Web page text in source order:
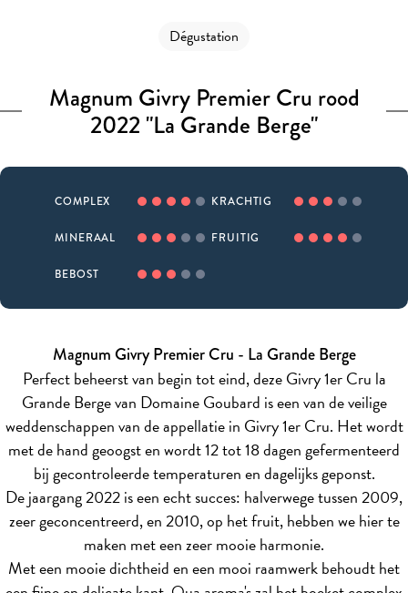
Dégustation
Magnum Givry Premier Cru rood
2022 "La Grande Berge"
COMPLEX KRACHTIG
MINERAAL FRUITIG
BEBOST
Magnum Givry Premier Cru - La Grande Berge
Perfect beheerst van begin tot eind, deze Givry 1er Cru la
Grande Berge van Domaine Goubard is een van de veilige
weddenschappen van de appellatie in Givry 1er Cru. Het wordt
met de hand geoogst en wordt 12 tot 18 dagen gefermenteerd
bij gecontroleerde temperaturen en dagelijks geponst.
De jaargang 2022 is een echt succes: halverwege tussen 2009,
zeer geconcentreerd, en 2010, op het fruit, hebben we hier te
maken met een zeer mooie harmonie.
Met een mooie dichtheid en een mooi raamwerk behoudt het